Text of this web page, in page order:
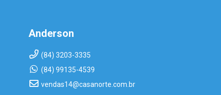
Anderson
(84) 3203-3335
(84) 99135-4539
vendas14@casanorte.com.br